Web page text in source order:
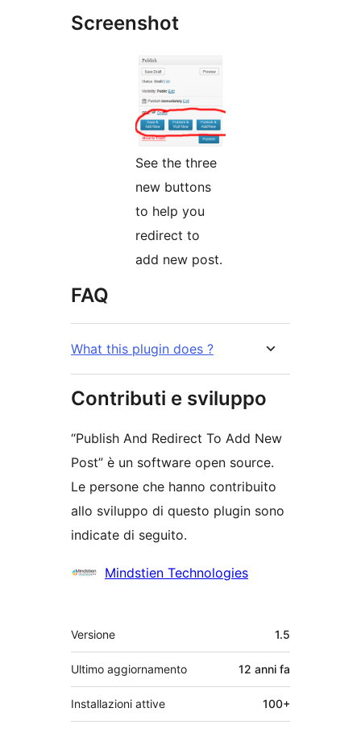
Screenshot
See the three
new buttons
to help you
redirect to
add new post.
FAQ
What this plugin does ?
Contributi e sviluppo
“Publish And Redirect To Add New
Post” è un software open source.
Le persone che hanno contribuito
allo sviluppo di questo plugin sono
indicate di seguito.
Collaboratori
Mindstien Technologies
Meta
Versione 1.5
Ultimo aggiornamento 12 anni fa
Installazioni attive 100+